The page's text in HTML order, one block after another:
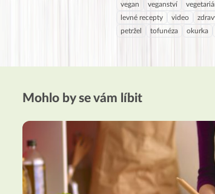
vegan veganství
levné recepty
video
petržel
tofunéza okurka
Mohlo by se vám líbit